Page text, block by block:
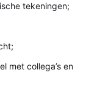
tekeningen;
met collega’s en